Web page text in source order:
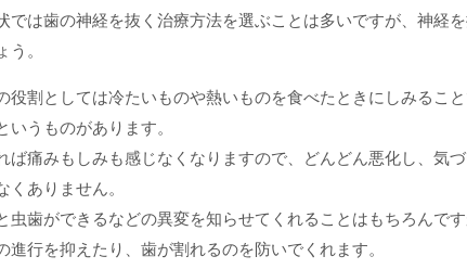
では歯の神経を抜く治療方法を選ぶことは多いですが、神経
う。
役割としては冷たいものや熱いものを食べたときにしみるこ
いうものがあります。
ば痛みもしみも感じなくなりますので、どんどん悪化し、気
くありません。
虫歯ができるなどの異変を知らせてくれることはもちろんで
進行を抑えたり、歯が割れるのを防いでくれます。